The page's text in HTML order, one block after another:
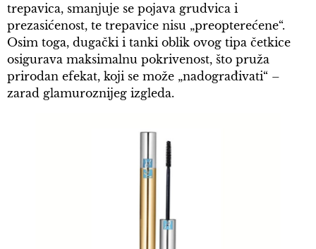
trepavica, smanjuje se pojava grudvica i
prezasićenost, te trepavice nisu „preopterećene“.
Osim toga, dugački i tanki oblik ovog tipa četkice
osigurava maksimalnu pokrivenost, što pruža
prirodan efekat, koji se može „nadograđivati“ –
zarad glamuroznijeg izgleda.